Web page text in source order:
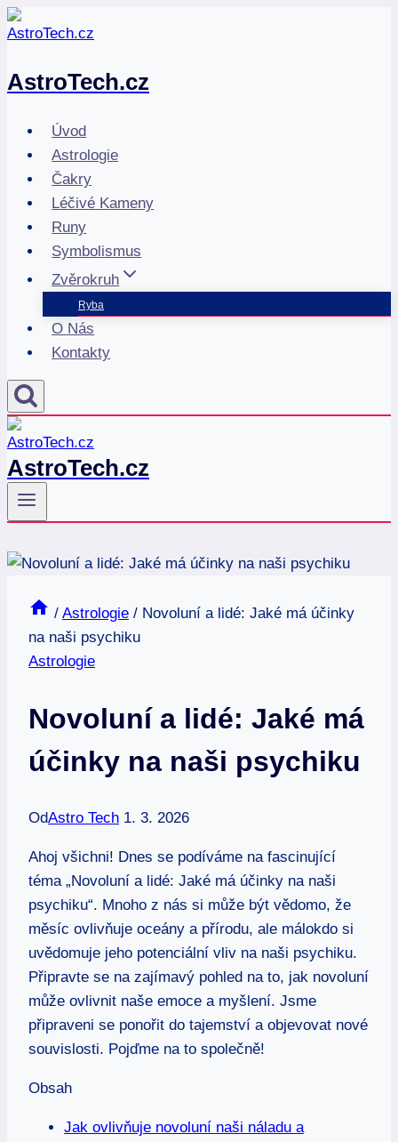
Přeskočit
na
AstroTech.cz
Úvod
Astrologie
Čakry
Léčivé Kameny
Runy
Symbolismus
Zvěrokruh
Ryba
O Nás
Kontakty
AstroTech.cz
/ Astrologie / Novoluní a lidé: Jaké má účinky
na naši psychiku
Astrologie
Novoluní a lidé: Jaké má
účinky na naši psychiku
OdAstro Tech 1. 3. 2026
Ahoj všichni! Dnes se podíváme na fascinující
téma „Novoluní a lidé: Jaké má účinky na naši
psychiku“. Mnoho z nás si může být vědomo, že
měsíc ovlivňuje oceány a přírodu, ale málokdo si
uvědomuje jeho potenciální vliv na naši psychiku.
Připravte se na zajímavý pohled na to, jak novoluní
může ovlivnit naše emoce a myšlení. Jsme
připraveni se ponořit do tajemství a objevovat nové
souvislosti. Pojďme na to společně!
Obsah
Jak ovlivňuje novoluní naši náladu a